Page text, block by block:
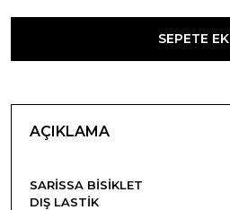
SEPETE
AÇIKLAMA
SARISSA BISIKLET
DIŞ LASTIK